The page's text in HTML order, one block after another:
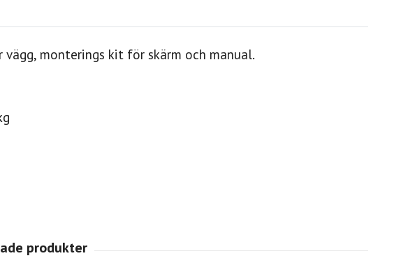
monterings kit för skärm och manual.